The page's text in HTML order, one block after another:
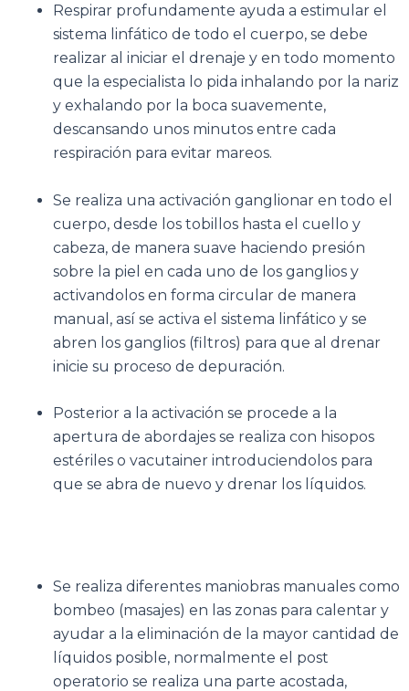
Respirar profundamente ayuda a estimular el
sistema linfático de todo el cuerpo, se debe
realizar al iniciar el drenaje y en todo momento
que la especialista lo pida inhalando por la nariz
y exhalando por la boca suavemente,
descansando unos minutos entre cada
respiración para evitar mareos.
Se realiza una activación ganglionar en todo el
cuerpo, desde los tobillos hasta el cuello y
cabeza, de manera suave haciendo presión
sobre la piel en cada uno de los ganglios y
activandolos en forma circular de manera
manual, así se activa el sistema linfático y se
abren los ganglios (filtros) para que al drenar
inicie su proceso de depuración.
Posterior a la activación se procede a la
apertura de abordajes se realiza con hisopos
estériles o vacutainer introduciendolos para
que se abra de nuevo y drenar los líquidos.
Se realiza diferentes maniobras manuales como
bombeo (masajes) en las zonas para calentar y
ayudar a la eliminación de la mayor cantidad de
líquidos posible, normalmente el post
operatorio se realiza una parte acostada,